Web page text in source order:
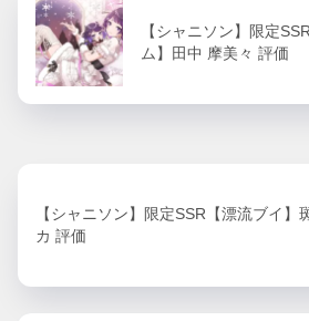
【シャニソン】限定
ム】田中 摩美々 評価
【シャニソン】限定SSR【漂流ブイ】
カ 評価